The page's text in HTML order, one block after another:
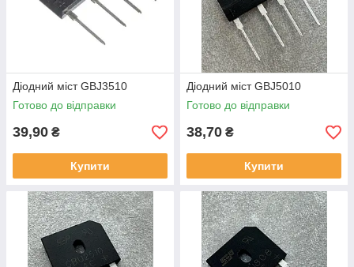
Діодний міст GBJ3510
Готово до відправки
39,90 ₴
Купити
Діодний міст GBJ5010
Готово до відправки
38,70 ₴
Купити